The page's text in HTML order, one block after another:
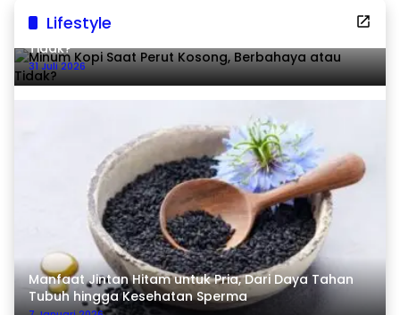
Lifestyle
Minum Kopi Saat Perut Kosong, Berbahaya atau
Tidak?
31 Juli 2026
Manfaat Jintan Hitam untuk Pria, Dari Daya Tahan
Tubuh hingga Kesehatan Sperma